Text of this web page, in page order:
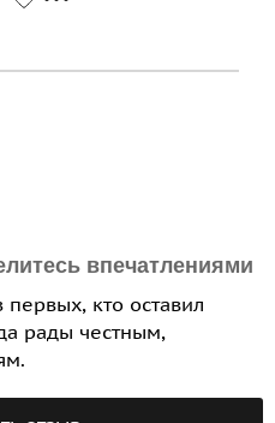
впечатлениями
кто оставил
рады честным,